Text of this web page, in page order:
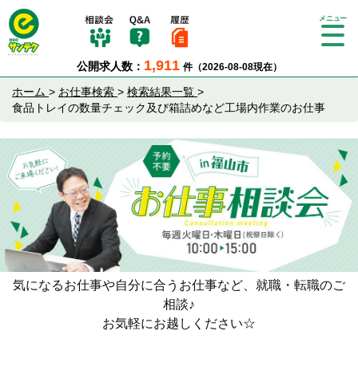
公開求人数： 1,911 件（2026-08-08現在）
Tog
ion
ホーム > お仕事検索 > 検索結果一覧 >
食品トレイの数量チェック及び箱詰めなど工場内作業のお仕事
気になるお仕事や自分に合うお仕事など、就職・転職のご
相談♪
お気軽にお越しください☆